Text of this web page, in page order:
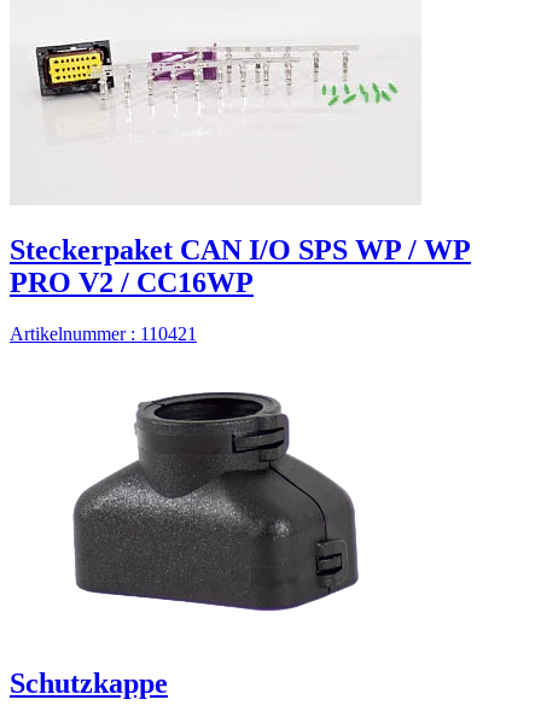
Steckerpaket CAN I/O SPS WP / WP
PRO V2 / CC16WP
Artikelnummer : 110421
Schutzkappe